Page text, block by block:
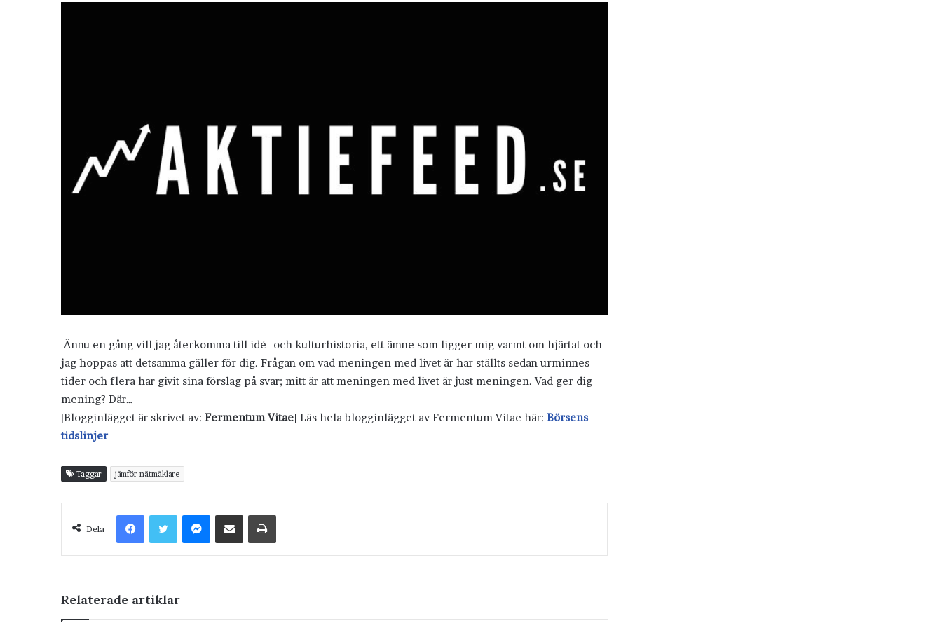
Ännu en gång vill jag återkomma till idé- och kulturhistoria, ett ämne som ligger mig varmt om hjärtat och
jag hoppas att detsamma gäller för dig. Frågan om vad meningen med livet är har ställts sedan urminnes
tider och flera har givit sina förslag på svar; mitt är att meningen med livet är just meningen. Vad ger dig
mening? Där…
[Blogginlägget är skrivet av: Fermentum Vitae] Läs hela blogginlägget av Fermentum Vitae här: Börsens
tidslinjer
Taggar jämför nätmäklare
Dela
FacebookTwitterMessenger
Dela via e-post Skriv ut
Relaterade artiklar